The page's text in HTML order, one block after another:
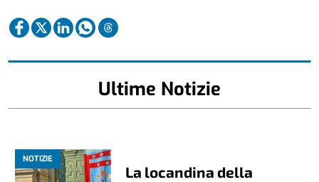
Ultime Notizie
NOTIZIE
La locandina della